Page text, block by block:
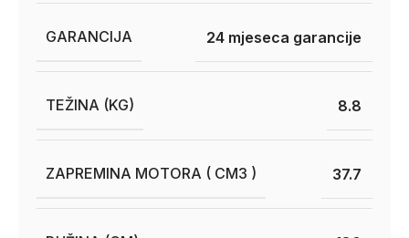
GARANCIJA 24 mjeseca garancije
TEŽINA (KG) 8.8
ZAPREMINA MOTORA ( CM3 ) 37.7